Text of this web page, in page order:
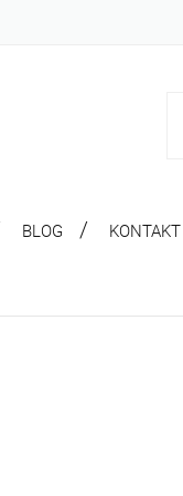
BLOG KONTAKT